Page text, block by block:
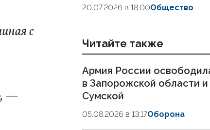
с
—
20.07.2026 в 18:00Общество
Читайте также
Армия России
в Запорожской области
Сумской
05.08.2026 в 13:17Оборона